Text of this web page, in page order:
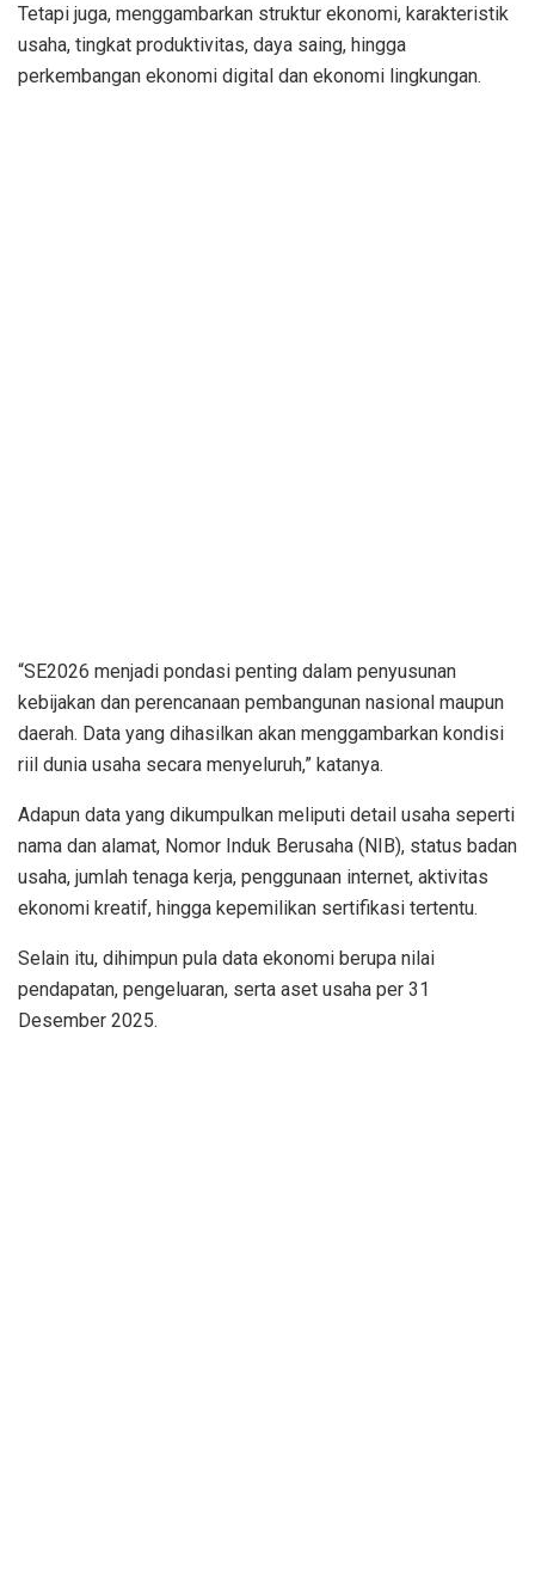
Tetapi juga, menggambarkan struktur ekonomi, karakteristik
usaha, tingkat produktivitas, daya saing, hingga
perkembangan ekonomi digital dan ekonomi lingkungan.
“SE2026 menjadi pondasi penting dalam penyusunan
kebijakan dan perencanaan pembangunan nasional maupun
daerah. Data yang dihasilkan akan menggambarkan kondisi
riil dunia usaha secara menyeluruh,” katanya.
Adapun data yang dikumpulkan meliputi detail usaha seperti
nama dan alamat, Nomor Induk Berusaha (NIB), status badan
usaha, jumlah tenaga kerja, penggunaan internet, aktivitas
ekonomi kreatif, hingga kepemilikan sertifikasi tertentu.
Selain itu, dihimpun pula data ekonomi berupa nilai
pendapatan, pengeluaran, serta aset usaha per 31
Desember 2025.